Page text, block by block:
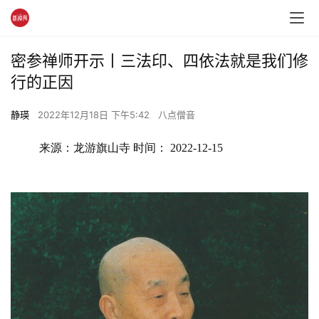
密参禅师开示丨三法印、四依法就是我们修
行的正因
静瑛 2022年12月18日 下午5:42 八点僧音
来源：龙游旗山寺 时间： 2022-12-15